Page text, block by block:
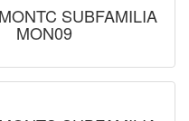
SUBFAMILIA
MON09